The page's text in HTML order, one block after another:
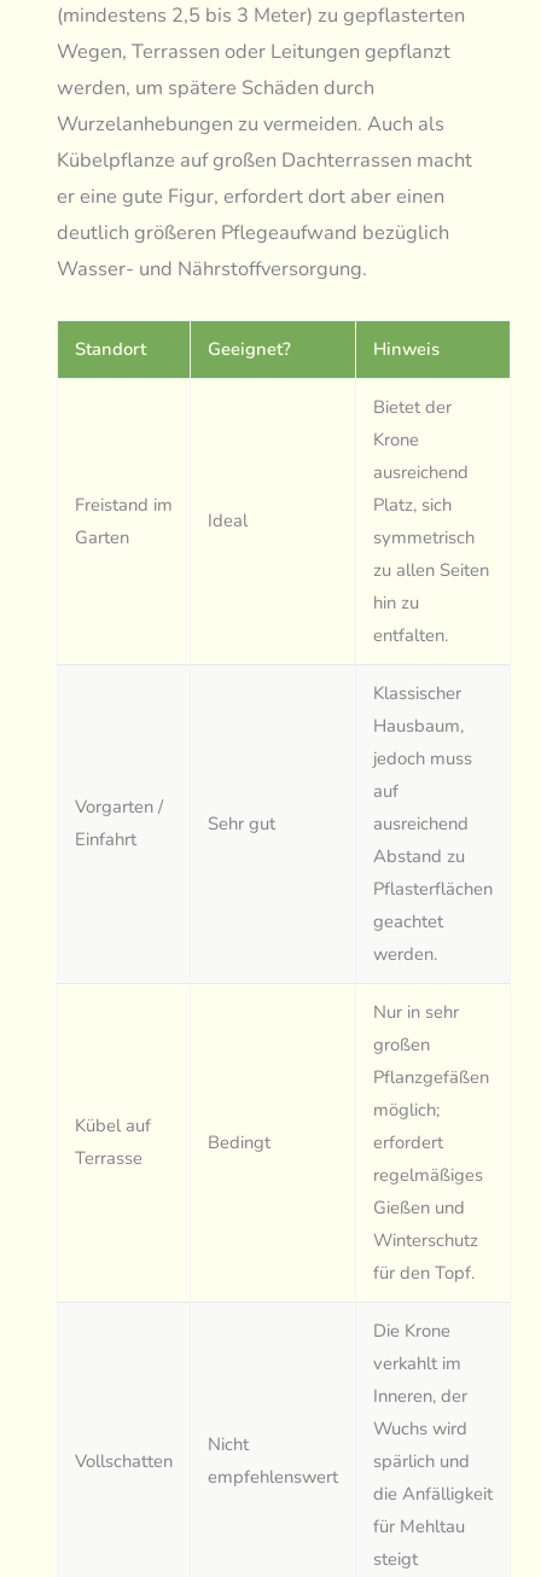
(mindestens 2,5 bis 3 Meter) zu gepflasterten
Wegen, Terrassen oder Leitungen gepflanzt
werden, um spätere Schäden durch
Wurzelanhebungen zu vermeiden. Auch als
Kübelpflanze auf großen Dachterrassen macht
er eine gute Figur, erfordert dort aber einen
deutlich größeren Pflegeaufwand bezüglich
Wasser- und Nährstoffversorgung.
Standort Geeignet? Hinweis
Freistand im
Garten
Ideal
Bietet der
Krone
ausreichend
Platz, sich
symmetrisch
zu allen Seiten
hin zu
entfalten.
Vorgarten /
Einfahrt
Sehr gut
Klassischer
Hausbaum,
jedoch muss
auf
ausreichend
Abstand zu
Pflasterflächen
geachtet
werden.
Kübel auf
Terrasse
Bedingt
Nur in sehr
großen
Pflanzgefäßen
möglich;
erfordert
regelmäßiges
Gießen und
Winterschutz
für den Topf.
Vollschatten
Nicht
empfehlenswert
Die Krone
verkahlt im
Inneren, der
Wuchs wird
spärlich und
die Anfälligkeit
für Mehltau
steigt